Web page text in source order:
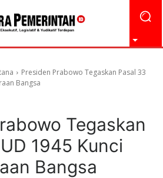
Presiden Prabowo Tegaskan Pasal 33
Bangsa
Tegaskan
1945 Kunci
Bangsa